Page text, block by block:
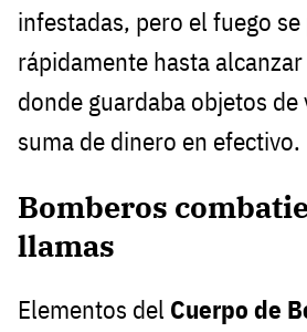
infestadas, pero el fuego
rápidamente hasta
donde guardaba objetos de
suma de dinero en efectivo.
Bomberos
llamas
Elementos del Cuerpo de